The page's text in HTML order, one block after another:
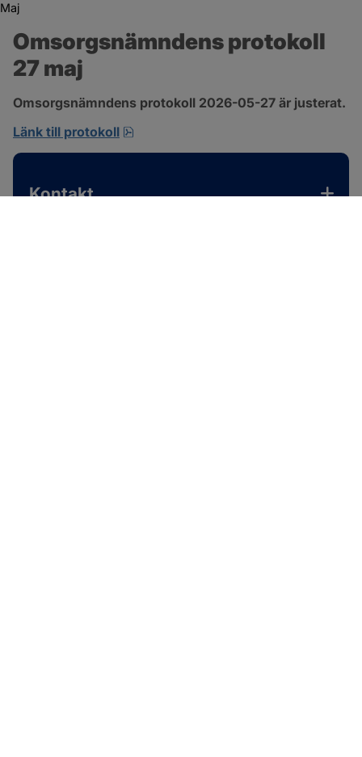
Maj
Omsorgsnämndens protokoll
27 maj
Omsorgsnämndens protokoll 2026-05-27 är justerat.
Länk till protokoll
Kontakt